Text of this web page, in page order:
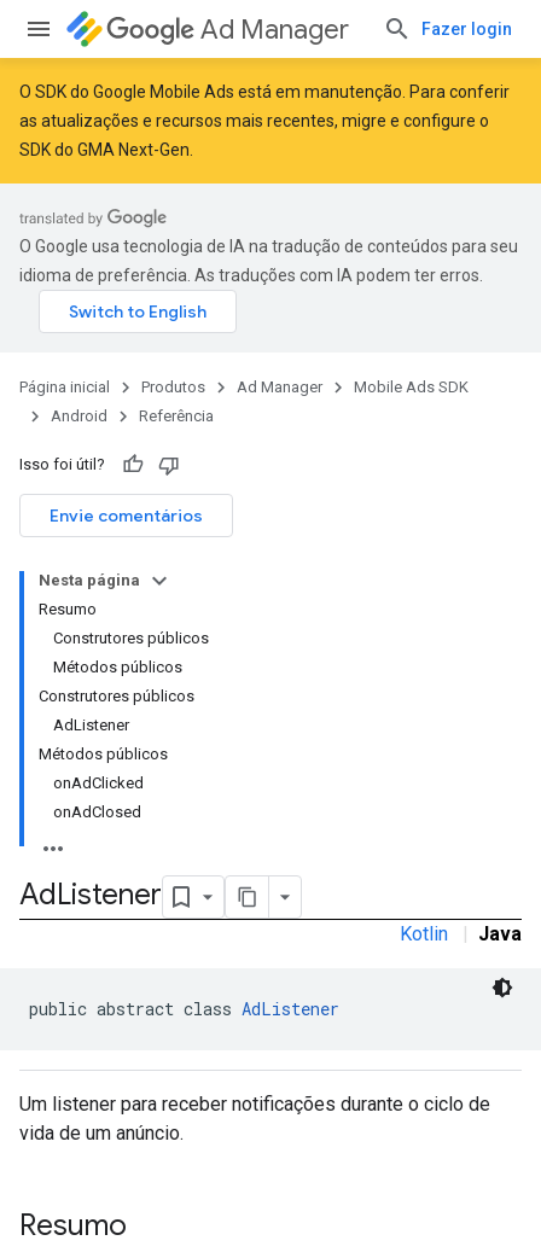
Ad Manager Fazer login
O SDK do Google Mobile Ads está em manutenção. Para conferir
as atualizações e recursos mais recentes, migre e configure o
SDK do GMA Next-Gen
O Google usa tecnologia de IA na tradução de conteúdos para seu
idioma de preferência. As traduções com IA podem ter erros.
Página inicial Produtos Ad Manager
Mobile Ads SDK
Android
Referência
Isso foi útil?
Envie comentários
Nesta página
Resumo
Construtores públicos
Métodos públicos
Construtores públicos
AdListener
Métodos públicos
onAdClicked
onAdClosed
AdListener
Kotlin | Java
public abstract class AdListener
Um listener para receber notificações durante o ciclo de
vida de um anúncio.
Resumo